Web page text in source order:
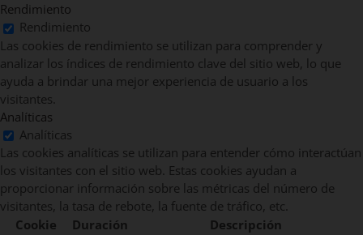
Rendimiento
Rendimiento
Las cookies de rendimiento se utilizan para comprender y
analizar los índices de rendimiento clave del sitio web, lo que
ayuda a brindar una mejor experiencia de usuario a los
visitantes.
Analíticas
Analíticas
Las cookies analíticas se utilizan para entender cómo interactúan
los visitantes con el sitio web. Estas cookies ayudan a
proporcionar información sobre las métricas del número de
visitantes, la tasa de rebote, la fuente de tráfico, etc.
Cookie
Duración Descripción